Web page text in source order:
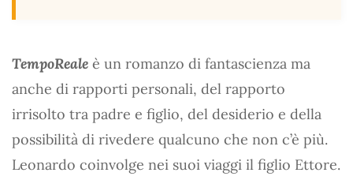
TempoReale è un romanzo di fantascienza ma
anche di rapporti personali, del rapporto
irrisolto tra padre e figlio, del desiderio e della
possibilità di rivedere qualcuno che non c’è più.
Leonardo coinvolge nei suoi viaggi il figlio Ettore.